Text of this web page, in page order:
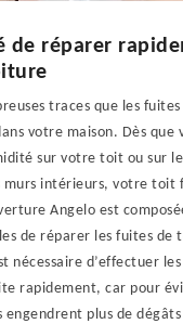
de réparer
traces que les
votre maison. Dès que
sur votre toit ou sur
murs intérieurs, votre toit
Angelo est
de réparer les fuites de
nécessaire d’effectuer
rapidement, car pour
engendrent plus de